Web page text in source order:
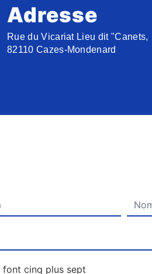
Adresse
Rue du Vicariat Lieu dit "Canets,
82110 Cazes-Mondenard
font cinq plus sept